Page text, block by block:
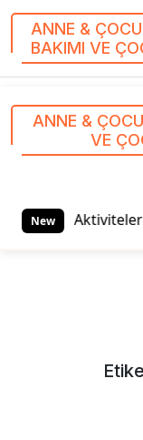
ANNE &
BAKIMI VE
ANNE &
VE
New
Oyun